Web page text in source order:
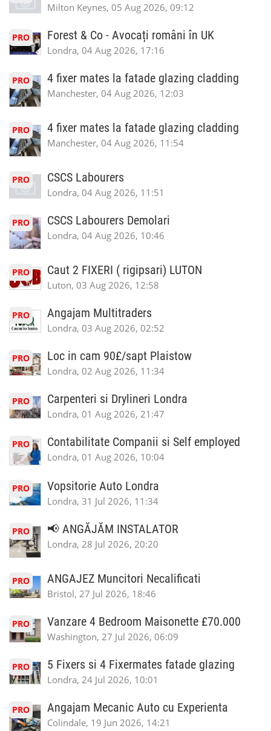
Milton Keynes, 05 Aug 2026, 09:12
PRO Forest & Co - Avocați români în UK
Londra, 04 Aug 2026, 17:16
PRO 4 fixer mates la fatade glazing cladding
Manchester, 04 Aug 2026, 12:03
PRO 4 fixer mates la fatade glazing cladding
Manchester, 04 Aug 2026, 11:54
PRO CSCS Labourers
Londra, 04 Aug 2026, 11:51
PRO CSCS Labourers Demolari
Londra, 04 Aug 2026, 10:46
PRO Caut 2 FIXERI ( rigipsari) LUTON
Luton, 03 Aug 2026, 12:58
PRO Angajam Multitraders
Londra, 03 Aug 2026, 02:52
PRO Loc in cam 90£/sapt Plaistow
Londra, 02 Aug 2026, 11:34
PRO Carpenteri si Drylineri Londra
Londra, 01 Aug 2026, 21:47
PRO Contabilitate Companii si Self employed
Londra, 01 Aug 2026, 10:04
PRO Vopsitorie Auto Londra
Londra, 31 Jul 2026, 11:34
PRO 📢 ANGĂJĂM INSTALATOR
Londra, 28 Jul 2026, 20:20
PRO ANGAJEZ Muncitori Necalificati
Bristol, 27 Jul 2026, 18:46
PRO Vanzare 4 Bedroom Maisonette £70.000
Washington, 27 Jul 2026, 06:09
PRO 5 Fixers si 4 Fixermates fatade glazing
Londra, 24 Jul 2026, 10:01
PRO Angajam Mecanic Auto cu Experienta
Colindale, 19 Jun 2026, 14:21